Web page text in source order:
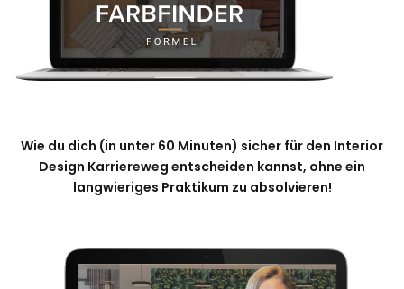
Wie du dich (in unter 60 Minuten) sicher für den Interior
Design Karriereweg entscheiden kannst, ohne ein
langwieriges Praktikum zu absolvieren!